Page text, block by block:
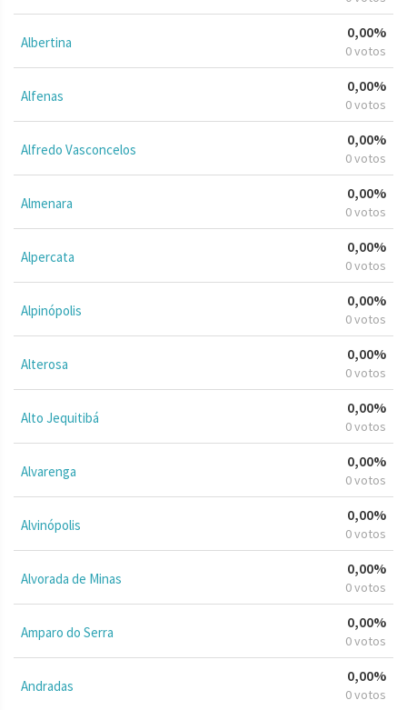
Albertina
0,00%
0 votos
Alfenas
0,00%
0 votos
Alfredo Vasconcelos
0,00%
0 votos
Almenara
0,00%
0 votos
Alpercata
0,00%
0 votos
Alpinópolis
0,00%
0 votos
Alterosa
0,00%
0 votos
Alto Jequitibá
0,00%
0 votos
Alvarenga
0,00%
0 votos
Alvinópolis
0,00%
0 votos
Alvorada de Minas
0,00%
0 votos
Amparo do Serra
0,00%
0 votos
Andradas
0,00%
0 votos